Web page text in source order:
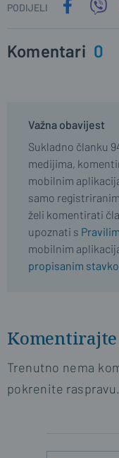
PODIJELI
Komentari 0
Važna obavijest
Sukladno članku
medijima,
mobilnim
samo
želi komentirati
upoznati s
mobilnim
propisanim
Trenutno nema
pokrenite raspravu.